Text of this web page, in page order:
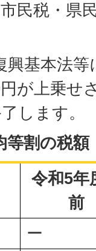
民税・県
興基本法
が上乗せ
します。
等割の税額
令和5年
前
ー